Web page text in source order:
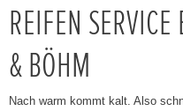
REIFEN
& BÖHM
Nach warm kommt kalt. Also